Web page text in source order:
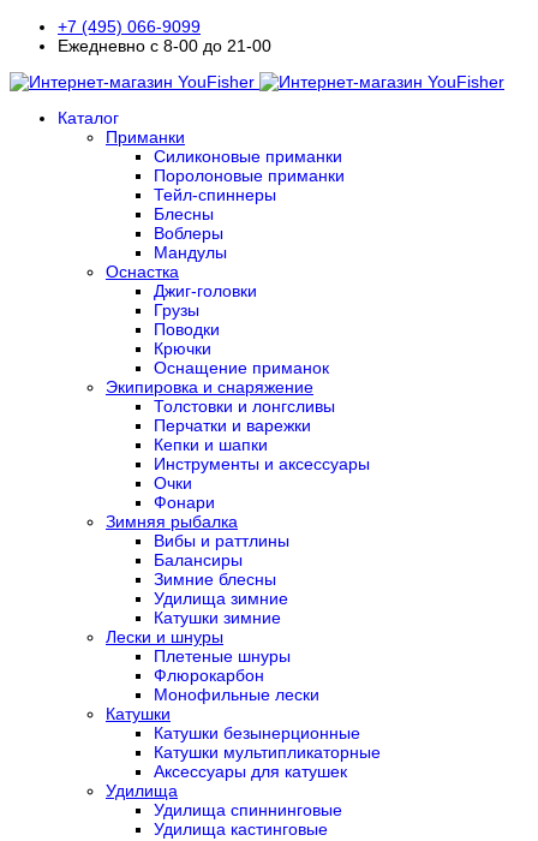
+7 (495) 066-9099
Ежедневно с 8-00 до 21-00
Каталог
Приманки
Силиконовые приманки
Поролоновые приманки
Тейл-спиннеры
Блесны
Воблеры
Мандулы
Оснастка
Джиг-головки
Грузы
Поводки
Крючки
Оснащение приманок
Экипировка и снаряжение
Толстовки и лонгсливы
Перчатки и варежки
Кепки и шапки
Инструменты и аксессуары
Очки
Фонари
Зимняя рыбалка
Вибы и раттлины
Балансиры
Зимние блесны
Удилища зимние
Катушки зимние
Лески и шнуры
Плетеные шнуры
Флюрокарбон
Монофильные лески
Катушки
Катушки безынерционные
Катушки мультипликаторные
Аксессуары для катушек
Удилища
Удилища спиннинговые
Удилища кастинговые